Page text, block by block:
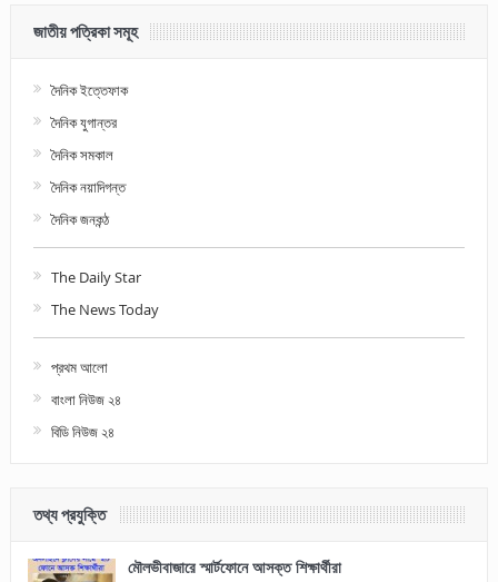
জাতীয় পত্রিকা সমূহ
দৈনিক ইত্তেফাক
দৈনিক যুগান্তর
দৈনিক সমকাল
দৈনিক নয়াদিগন্ত
দৈনিক জনকন্ঠ
The Daily Star
The News Today
প্রথম আলো
বাংলা নিউজ ২৪
বিডি নিউজ ২৪
তথ্য প্রযুক্তি
মৌলভীবাজারে স্মার্টফোনে আসক্ত শিক্ষার্থীরা